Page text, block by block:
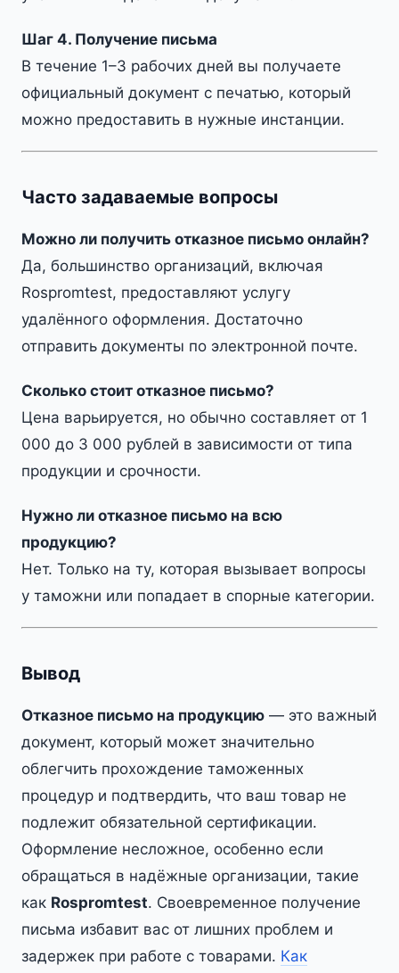
Шаг 4. Получение письма
В течение 1–3 рабочих дней вы получаете
официальный документ с печатью, который
можно предоставить в нужные инстанции.
Часто задаваемые вопросы
Можно ли получить отказное письмо онлайн?
Да, большинство организаций, включая
Rospromtest, предоставляют услугу
удалённого оформления. Достаточно
отправить документы по электронной почте.
Сколько стоит отказное письмо?
Цена варьируется, но обычно составляет от 1
000 до 3 000 рублей в зависимости от типа
продукции и срочности.
Нужно ли отказное письмо на всю
продукцию?
Нет. Только на ту, которая вызывает вопросы
у таможни или попадает в спорные категории.
Вывод
Отказное письмо на продукцию — это важный
документ, который может значительно
облегчить прохождение таможенных
процедур и подтвердить, что ваш товар не
подлежит обязательной сертификации.
Оформление несложное, особенно если
обращаться в надёжные организации, такие
как Rospromtest. Своевременное получение
письма избавит вас от лишних проблем и
задержек при работе с товарами. Как